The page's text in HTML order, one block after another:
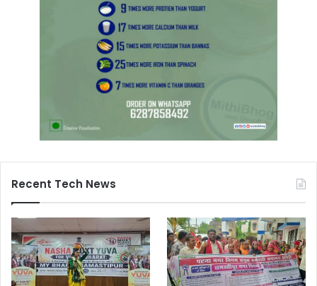
Recent Tech News